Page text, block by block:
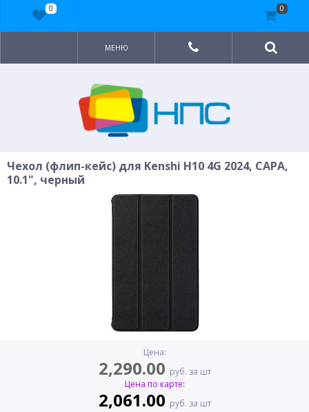
МЕНЮ
Чехол (флип-кейс) для Kenshi H10 4G 2024, CAPA,
10.1", черный
Цена:
2,290.00 руб. за шт
Цена по карте:
2,061.00 руб. за шт
0 0